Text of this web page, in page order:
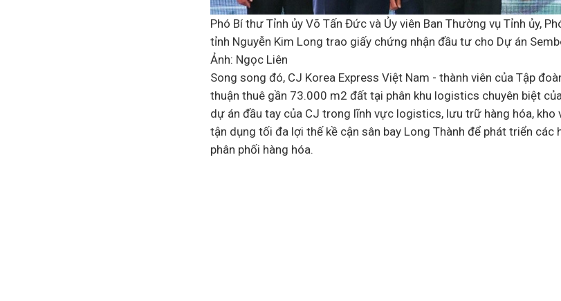
Phó Bí thư Tỉnh ủy Võ Tấn Đức và Ủy viên Ban Thường vụ Tỉnh ủy,
tỉnh Nguyễn Kim Long trao giấy chứng nhận đầu tư cho Dự án
Ảnh: Ngọc Liên
Song song đó, CJ Korea Express Việt Nam - thành viên của Tập
thuận thuê gần 73.000 m2 đất tại phân khu logistics chuyên biệt
dự án đầu tay của CJ trong lĩnh vực logistics, lưu trữ hàng hóa, kho
tận dụng tối đa lợi thế kề cận sân bay Long Thành để phát triển các
phân phối hàng hóa.